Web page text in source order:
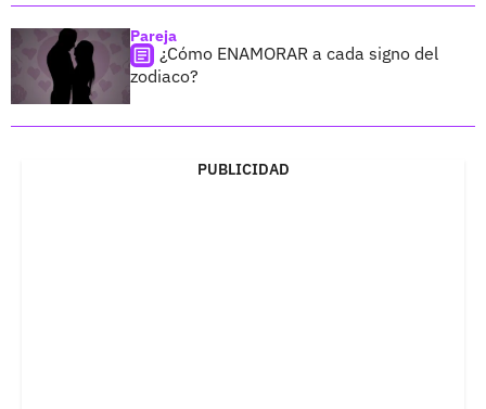
Pareja
¿Cómo ENAMORAR a cada signo del
zodiaco?
PUBLICIDAD